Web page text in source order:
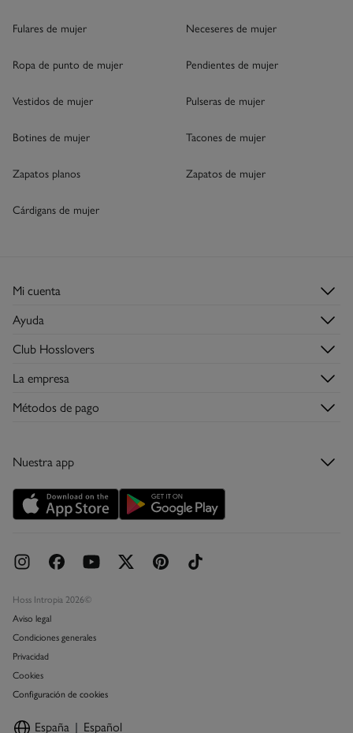
Fulares de mujer
Ropa de punto de mujer
Vestidos de mujer
Botines de mujer
Zapatos planos
Cárdigans de mujer
Neceseres de mujer
Pendientes de mujer
Pulseras de mujer
Tacones de mujer
Zapatos de mujer
Mi cuenta
Login
Registrarme
Mis pedidos
Direcciones de envío
Ayuda
Atención al cliente
Envíos
Devoluciones
Tarjeta abono
Promociones vigentes
Concursos y sorteos
Club Hosslovers
Descúbrelo
Hazte Hosslover →
La empresa
Tiendas
Descubre la app
Métodos de pago
Nuestra app
Hoss Intropia 2026©
Aviso legal
Condiciones generales
Privacidad
Cookies
Configuración de cookies
España Español